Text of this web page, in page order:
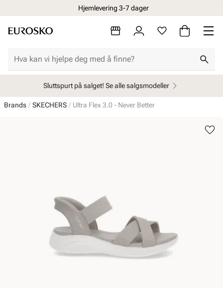
Hjemlevering 3-7 dager
Sluttspurt på salget! Se alle salgsmodeller
Brands SKECHERS Ultra Flex 3.0 - Never Better